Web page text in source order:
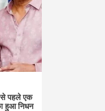
पहले एक
हुआ निधन